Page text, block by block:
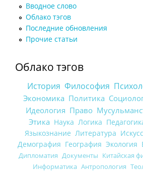
Вводное слово
Облако тэгов
Последние обновления
Прочие статьи
Облако тэгов
История Философия
Экономика Политика
Идеология Право
Этика Наука Логика
Языкознание Литература
Демография География Экология
Дипломатия Документы Китайская
Информатика Антропология